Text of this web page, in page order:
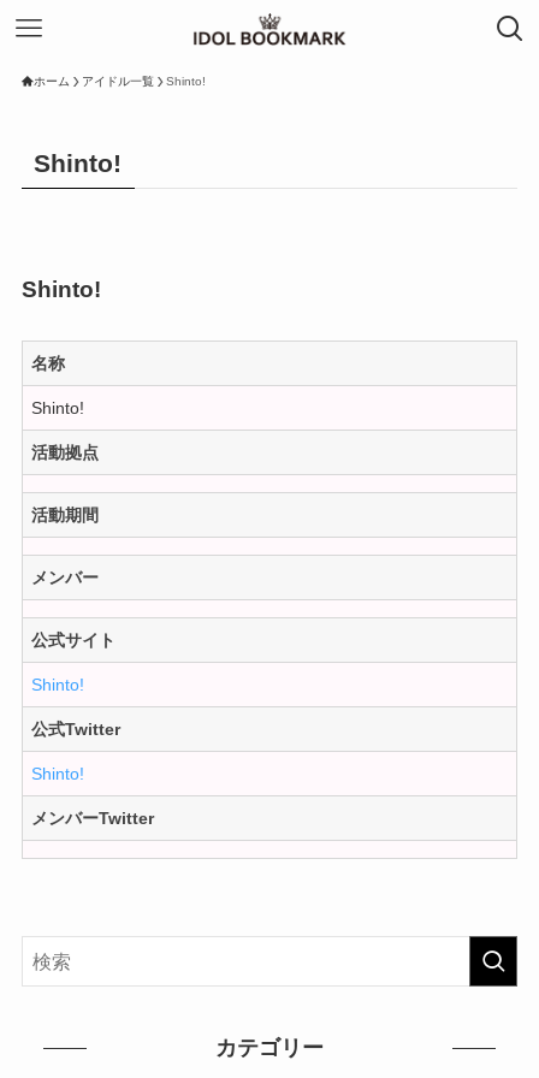
ホーム アイドル一覧 Shinto!
Shinto!
Shinto!
名称
Shinto!
活動拠点
活動期間
メンバー
公式サイト
Shinto!
公式Twitter
Shinto!
メンバーTwitter
カテゴリー